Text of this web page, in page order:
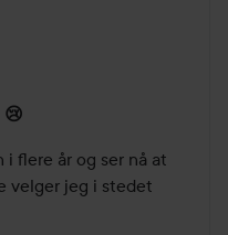
8 måneder
😢
flere år og ser nå at
velger jeg i stedet